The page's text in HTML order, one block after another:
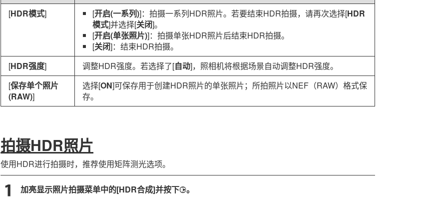
[HDR模式] [开启(一系列)]：拍摄一系列HDR照片。若要结束HDR拍摄，请再次选择[HDR
模式]并选择[关闭]。
[开启(单张照片)]：拍摄单张HDR照片后结束HDR拍摄。
[关闭]：结束HDR拍摄。
[HDR强度] 调整HDR强度。若选择了[自动]，照相机将根据场景自动调整HDR强度。
[保存单个照片
(RAW)]
选择[ON]可保存用于创建HDR照片的单张照片；所拍照片以NEF（RAW）格式保
存。
拍摄HDR照片
使用HDR进行拍摄时，推荐使用矩阵测光选项。
加亮显示照片拍摄菜单中的[HDR合成]并按下2。